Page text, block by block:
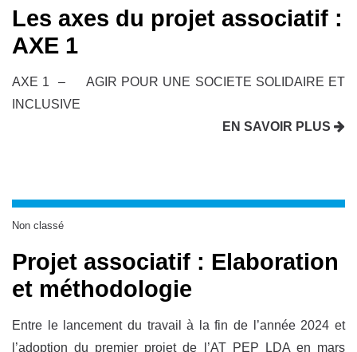
Les axes du projet associatif :
AXE 1
AXE 1 – AGIR POUR UNE SOCIETE SOLIDAIRE ET
INCLUSIVE
EN SAVOIR PLUS
Non classé
Projet associatif : Elaboration
et méthodologie
Entre le lancement du travail à la fin de l’année 2024 et
l’adoption du premier projet de l’AT PEP LDA en mars